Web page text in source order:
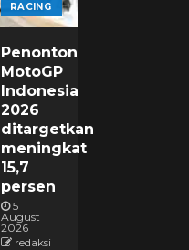
RACING
Penonton
MotoGP
Indonesia
2026
ditargetkan
meningkat
15,7
persen
5
August
2026
redaksi